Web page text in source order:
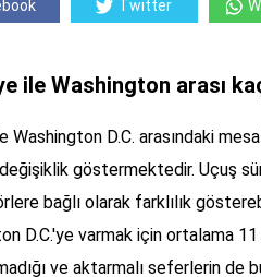
Twitter
ile Washington arası
Washington D.C. arasındaki
değişiklik göstermektedir. Uçuş
bağlı olarak farklılık
D.C.'ye varmak için ortalama
ve aktarmalı seferlerin de